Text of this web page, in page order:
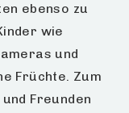
ebenso zu
wie
und
Früchte. Zum
Freunden